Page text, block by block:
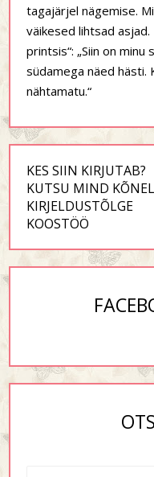
tagajärjel nägemise.
väikesed lihtsad
printsis“: „Siin on minu
südamega näed hästi.
nähtamatu.“
KES SIIN KIRJUTAB?
KUTSU MIND
KIRJELDUSTÕLGE
KOOSTÖÖ